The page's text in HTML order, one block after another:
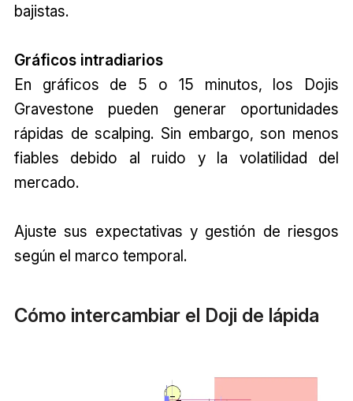
bajistas.
Gráficos intradiarios
En gráficos de 5 o 15 minutos, los Dojis
Gravestone pueden generar oportunidades
rápidas de scalping. Sin embargo, son menos
fiables debido al ruido y la volatilidad del
mercado.
Ajuste sus expectativas y gestión de riesgos
según el marco temporal.
Cómo intercambiar el Doji de lápida